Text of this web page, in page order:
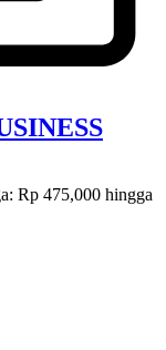
Rp 475,000 hingga